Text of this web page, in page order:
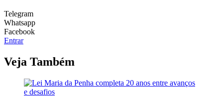
Telegram
Whatsapp
Facebook
Entrar
Veja Também